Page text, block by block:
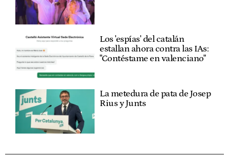
Los 'espías' del catalán
estallan ahora contra las IAs:
"Contéstame en valenciano"
La metedura de pata de Josep
Rius y Junts